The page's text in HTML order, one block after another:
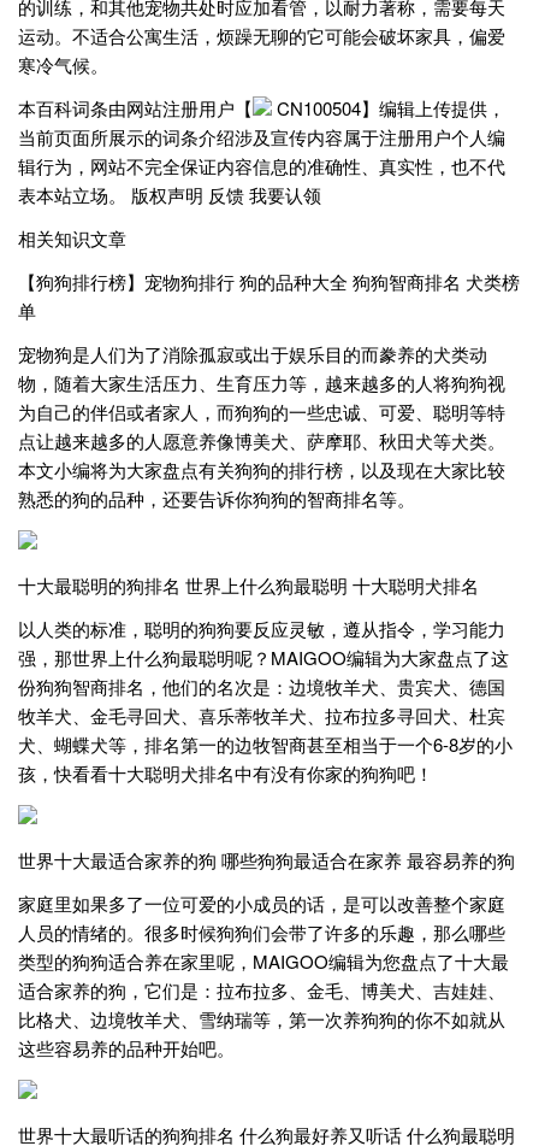
的训练，和其他宠物共处时应加看管，以耐力著称，需要每天
运动。不适合公寓生活，烦躁无聊的它可能会破坏家具，偏爱
寒冷气候。
本百科词条由网站注册用户【
CN100504】编辑上传提供，
当前页面所展示的词条介绍涉及宣传内容属于注册用户个人编
辑行为，网站不完全保证内容信息的准确性、真实性，也不代
表本站立场。 版权声明 反馈 我要认领
相关知识文章
【狗狗排行榜】宠物狗排行 狗的品种大全 狗狗智商排名 犬类榜
单
宠物狗是人们为了消除孤寂或出于娱乐目的而豢养的犬类动
物，随着大家生活压力、生育压力等，越来越多的人将狗狗视
为自己的伴侣或者家人，而狗狗的一些忠诚、可爱、聪明等特
点让越来越多的人愿意养像博美犬、萨摩耶、秋田犬等犬类。
本文小编将为大家盘点有关狗狗的排行榜，以及现在大家比较
熟悉的狗的品种，还要告诉你狗狗的智商排名等。
十大最聪明的狗排名 世界上什么狗最聪明 十大聪明犬排名
以人类的标准，聪明的狗狗要反应灵敏，遵从指令，学习能力
强，那世界上什么狗最聪明呢？MAIGOO编辑为大家盘点了这
份狗狗智商排名，他们的名次是：边境牧羊犬、贵宾犬、德国
牧羊犬、金毛寻回犬、喜乐蒂牧羊犬、拉布拉多寻回犬、杜宾
犬、蝴蝶犬等，排名第一的边牧智商甚至相当于一个6-8岁的小
孩，快看看十大聪明犬排名中有没有你家的狗狗吧！
世界十大最适合家养的狗 哪些狗狗最适合在家养 最容易养的狗
家庭里如果多了一位可爱的小成员的话，是可以改善整个家庭
人员的情绪的。很多时候狗狗们会带了许多的乐趣，那么哪些
类型的狗狗适合养在家里呢，MAIGOO编辑为您盘点了十大最
适合家养的狗，它们是：拉布拉多、金毛、博美犬、吉娃娃、
比格犬、边境牧羊犬、雪纳瑞等，第一次养狗狗的你不如就从
这些容易养的品种开始吧。
世界十大最听话的狗狗排名 什么狗最好养又听话 什么狗最聪明